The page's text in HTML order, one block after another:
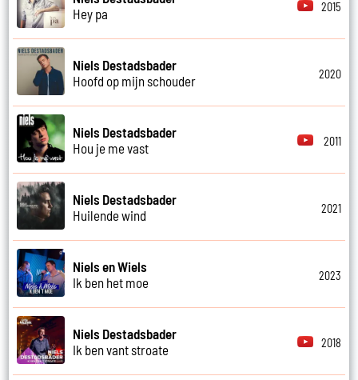
Hey pa
2015
Niels Destadsbader
Hoofd op mijn schouder
2020
Niels Destadsbader
Hou je me vast
2011
Niels Destadsbader
Huilende wind
2021
Niels en Wiels
Ik ben het moe
2023
Niels Destadsbader
Ik ben vant stroate
2018